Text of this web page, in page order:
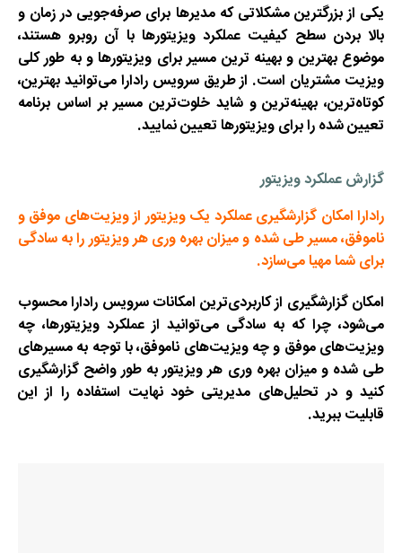
یکی از بزرگترین مشکلاتی که مدیرها برای صرفه‌جویی در زمان و
بالا بردن سطح کیفیت عملکرد ویزیتورها با آن روبرو هستند،
موضوع بهترین و بهینه ترین مسیر برای ویزیتورها و به طور کلی
ویزیت مشتریان است. از طریق سرویس رادارا می‌توانید بهترین،
کوتاه‌ترین، بهینه‌ترین و شاید خلوت‌ترین مسیر بر اساس برنامه
تعیین شده را برای ویزیتورها تعیین نمایید.
گزارش عملکرد ویزیتور
رادارا امکان گزارشگیری عملکرد یک ویزیتور از ویزیت‌های موفق و
ناموفق، مسیر طی شده و میزان بهره وری هر ویزیتور را به سادگی
برای شما مهیا می‌سازد.
امکان گزارشگیری از کاربردی‌ترین امکانات سرویس رادارا محسوب
می‌شود، چرا که به سادگی می‌توانید از عملکرد ویزیتورها، چه
ویزیت‌های موفق و چه ویزیت‌های ناموفق، با توجه به مسیرهای
طی شده و میزان بهره وری هر ویزیتور به طور واضح گزارشگیری
کنید و در تحلیل‌های مدیریتی خود نهایت استفاده را از این
قابلیت ببرید.